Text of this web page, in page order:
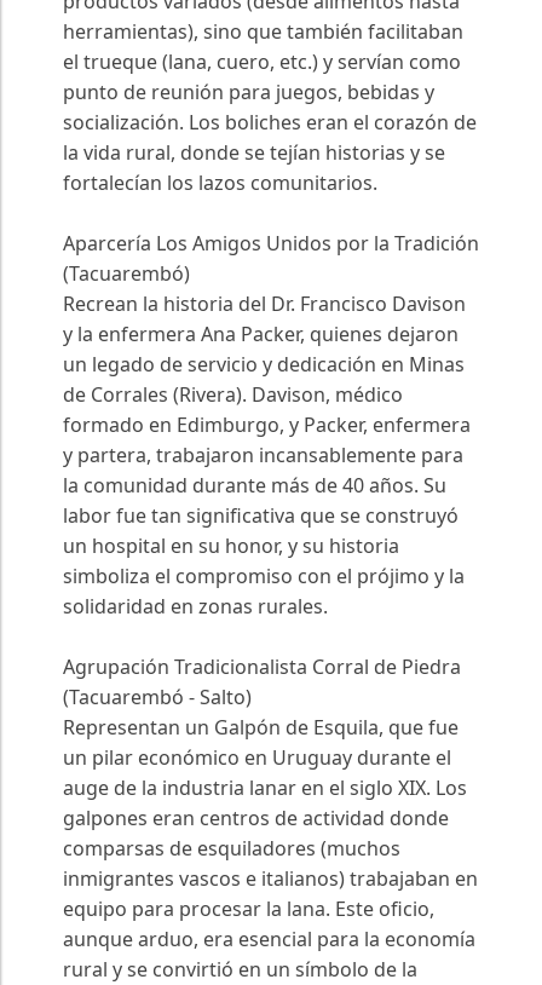
herramientas), sino que también facilitaban
el trueque (lana, cuero, etc.) y servían como
punto de reunión para juegos, bebidas y
socialización. Los boliches eran el corazón de
la vida rural, donde se tejían historias y se
fortalecían los lazos comunitarios.
Aparcería Los Amigos Unidos por la Tradición
(Tacuarembó)
Recrean la historia del Dr. Francisco Davison
y la enfermera Ana Packer, quienes dejaron
un legado de servicio y dedicación en Minas
de Corrales (Rivera). Davison, médico
formado en Edimburgo, y Packer, enfermera
y partera, trabajaron incansablemente para
la comunidad durante más de 40 años. Su
labor fue tan significativa que se construyó
un hospital en su honor, y su historia
simboliza el compromiso con el prójimo y la
solidaridad en zonas rurales.
Agrupación Tradicionalista Corral de Piedra
(Tacuarembó - Salto)
Representan un Galpón de Esquila, que fue
un pilar económico en Uruguay durante el
auge de la industria lanar en el siglo XIX. Los
galpones eran centros de actividad donde
comparsas de esquiladores (muchos
inmigrantes vascos e italianos) trabajaban en
equipo para procesar la lana. Este oficio,
aunque arduo, era esencial para la economía
rural y se convirtió en un símbolo de la